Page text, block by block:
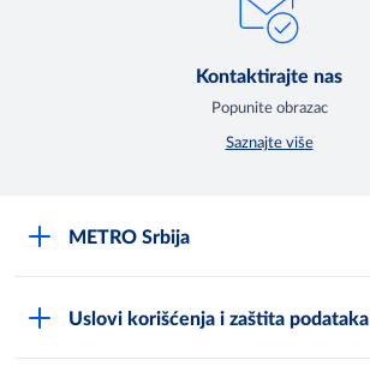
Kontaktirajte nas
Popunite obrazac
Saznajte više
METRO Srbija
Uslovi korišćenja i zaštita podataka